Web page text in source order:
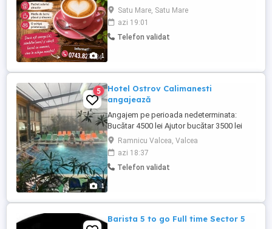
1
Satu Mare, Satu Mare
azi 19:01
Telefon validat
1
5
Hotel Ostrov Calimanesti
angajează
Angajem pe perioada nedeterminata:
Bucătar 4500 lei Ajutor bucătar 3500 lei
Recepționer cu experiență-negociabil
Salariul este net.
Ramnicu Valcea, Valcea
azi 18:37
Telefon validat
Barista 5 to go Full time Sector 5